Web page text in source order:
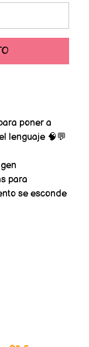
poner a
lenguaje 🧠💬
para
se esconde